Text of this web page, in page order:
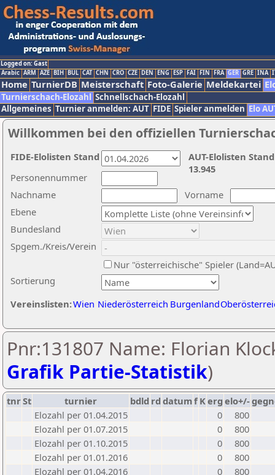
Logged on: Gast
Arabic ARM AZE BIH BUL CAT CHN CRO CZE DEN ENG ESP FAI FIN FRA GER GRE INA
Home TurnierDB Meisterschaft Foto-Galerie Meldekartei
Turnierschach-Elozahl Schnellschach-Elozahl
Allgemeines Turnier anmelden: AUT FIDE Spieler anmelden Elo
Willkommen bei den offiziellen
Nachname
Vorname
Ebene
Sortierung
Personennummer
Bundesland
Spgem./Kreis/Verein
Nur "österreichische" Spieler
Vereinslisten:Wien Niederösterreich Burgenland
AUT-Elolisten
13.945
FIDE-Elolisten Stand
Pnr:131807 Name: Florian
Grafik Partie-Statistik)
tnrSt turnier bdld rd datumf Kerg elo+/-
Elozahl per 01.04.2015
0
800
Elozahl per 01.07.2015
0
800
Elozahl per 01.10.2015
0
800
Elozahl per 01.01.2016
0
800
Elozahl per 01.04.2016
0
800